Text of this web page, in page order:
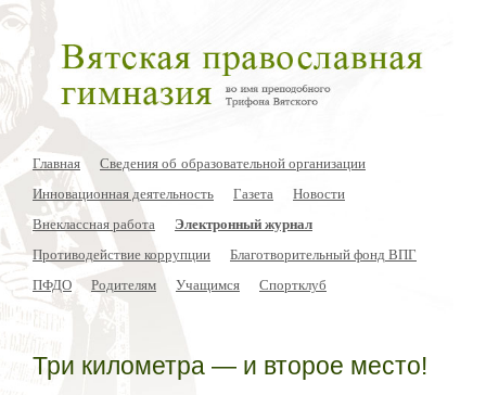
Главная
Сведения об образовательной организации
Инновационная деятельность
Газета
Новости
Внеклассная работа
Электронный журнал
Противодействие коррупции
Благотворительный фонд ВПГ
ПФДО
Родителям Учащимся Спортклуб
Три километра — и второе место!